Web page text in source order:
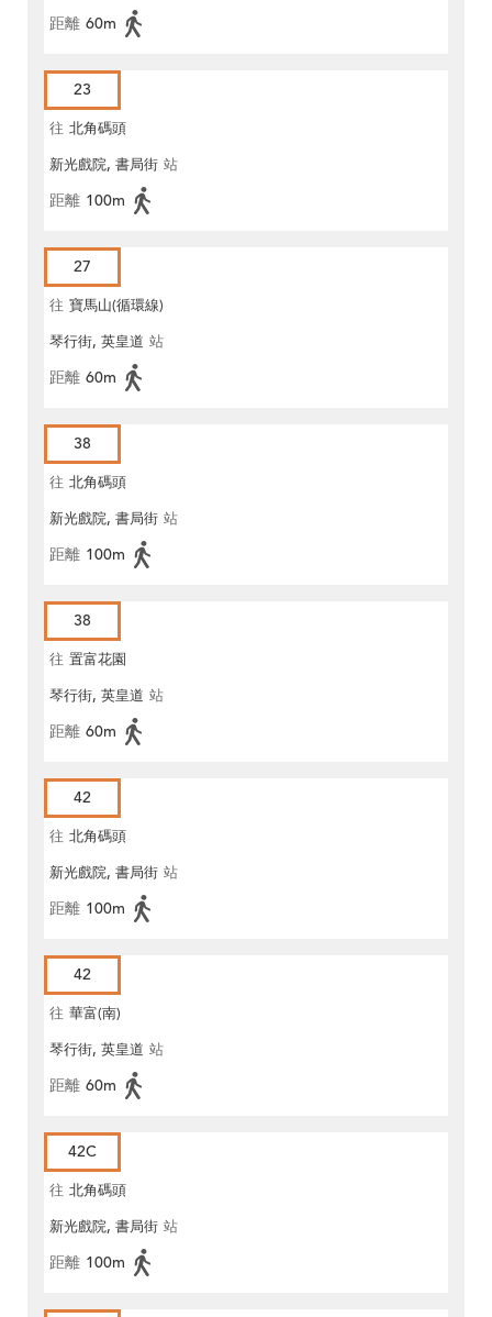
距離 60m
23
往 北角碼頭
新光戲院, 書局街 站
距離 100m
27
往 寶馬山(循環線)
琴行街, 英皇道 站
距離 60m
38
往 北角碼頭
新光戲院, 書局街 站
距離 100m
38
往 置富花園
琴行街, 英皇道 站
距離 60m
42
往 北角碼頭
新光戲院, 書局街 站
距離 100m
42
往 華富(南)
琴行街, 英皇道 站
距離 60m
42C
往 北角碼頭
新光戲院, 書局街 站
距離 100m